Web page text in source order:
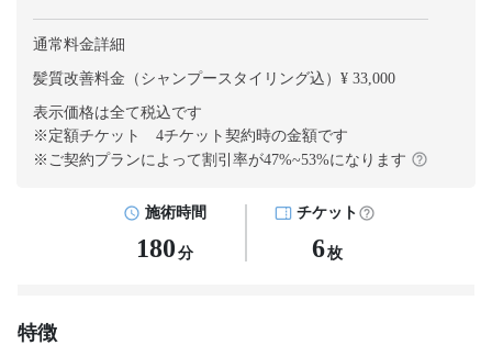
通常料金詳細
髪質改善料金（シャンプースタイリング込）¥ 33,000
表示価格は全て税込です
※定額チケット 4チケット契約時の金額です
※ご契約プランによって割引率が47%~53%になります
施術時間
180 分
チケット
6枚
特徴